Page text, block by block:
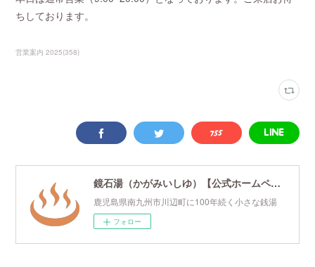
ちしております。
営業案内 2025(358)
鏡石湯（かがみいしゆ）【公式ホームページ】
鹿児島県南九州市川辺町に100年続く小さな銭湯
フォロー